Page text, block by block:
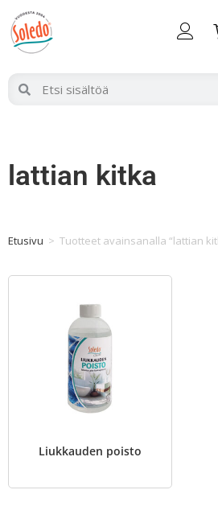
lattian kitka
Etusivu > Tuotteet avainsanalla “lattian
Liukkauden poisto